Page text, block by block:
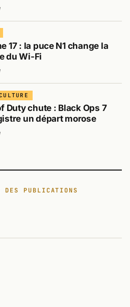
17 : la puce N1 change la
du Wi-Fi
Duty chute : Black Ops 7
un départ morose
DES PUBLICATIONS